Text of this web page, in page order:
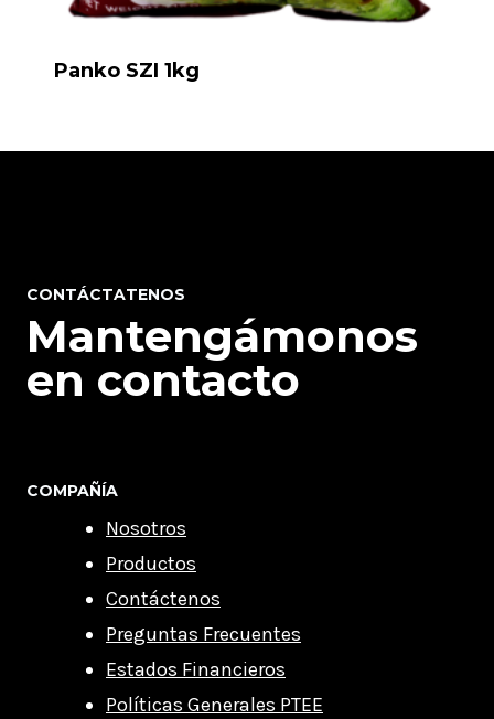
Panko SZI 1kg
CONTÁCTATENOS
Mantengámonos
en contacto
COMPAÑÍA
Nosotros
Productos
Contáctenos
Preguntas Frecuentes
Estados Financieros
Políticas Generales PTEE